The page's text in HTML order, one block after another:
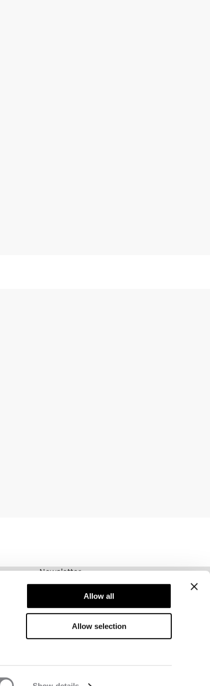
Allow all
Allow selection
Newsletter
Schrijf je voor onze nieuwsbrief! Ontvang
exclusieve aanbiedingen, ons laatste nieuws en
nog veel meer.